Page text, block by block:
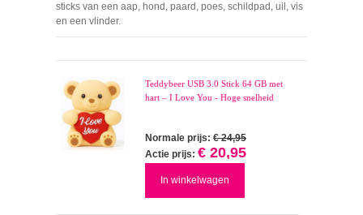
sticks van een aap, hond, paard, poes, schildpad, uil, vis
en een vlinder.
Teddybeer USB 3.0 Stick 64 GB met
hart – I Love You - Hoge snelheid
Normale prijs: € 24,95
Actie prijs: € 20,95
In winkelwagen